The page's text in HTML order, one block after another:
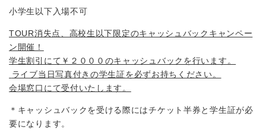
小学生以下入場不可
TOUR消失点、高校生以下限定のキャッシュバックキャンペー
ン開催！
学生割引にて￥２０００のキャッシュバックを行います。
ライブ当日写真付きの学生証を必ずお持ちください。
会場窓口にて受付いたします。
＊キャッシュバックを受ける際にはチケット半券と学生証が必
要になります。